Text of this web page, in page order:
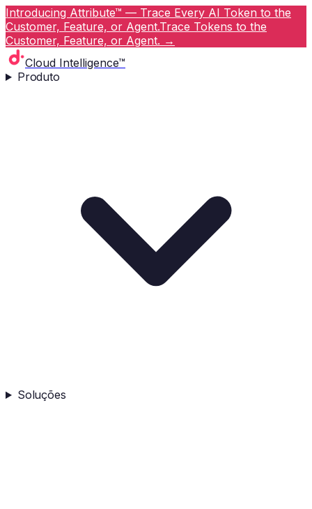
Introducing Attribute™ — Trace Every AI Token to the
Customer, Feature, or Agent.Trace Tokens to the
Customer, Feature, or Agent. →
Cloud Intelligence™
Produto
Soluções